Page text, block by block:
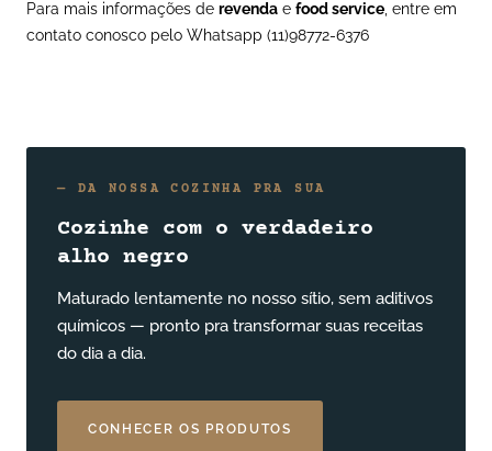
Para mais informações de revenda e food service , entre em
contato conosco pelo Whatsapp (11)98772-6376
— DA NOSSA COZINHA PRA SUA
Cozinhe com o verdadeiro
alho negro
Maturado lentamente no nosso sítio, sem aditivos
químicos — pronto pra transformar suas receitas
do dia a dia.
CONHECER OS PRODUTOS